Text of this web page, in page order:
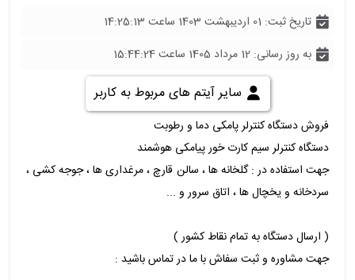
تاریخ ثبت: 01 اردیبهشت 1403 ساعت 14:25:13
به روز رسانی: 12 مرداد 1405 ساعت 15:44:24
سایر آیتم های مربوط به کاربر
فروش دستگاه کنترلر پامکی دما و رطوبت
دستگاه کنترلر سیم کارت خور پیامکی هوشمند
جهت استفاده در : گلخانه ها ، سالن قارچ ، مرغداری ها ، جوجه کشی ،
سردخانه و یخچال ها ، اتاق سرور و ...
( ارسال دستگاه به تمام نقاط کشور )
جهت مشاوره و ثبت سفاش با ما در تماس باشید :